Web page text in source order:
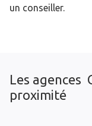
un conseiller.
Les agences
proximité